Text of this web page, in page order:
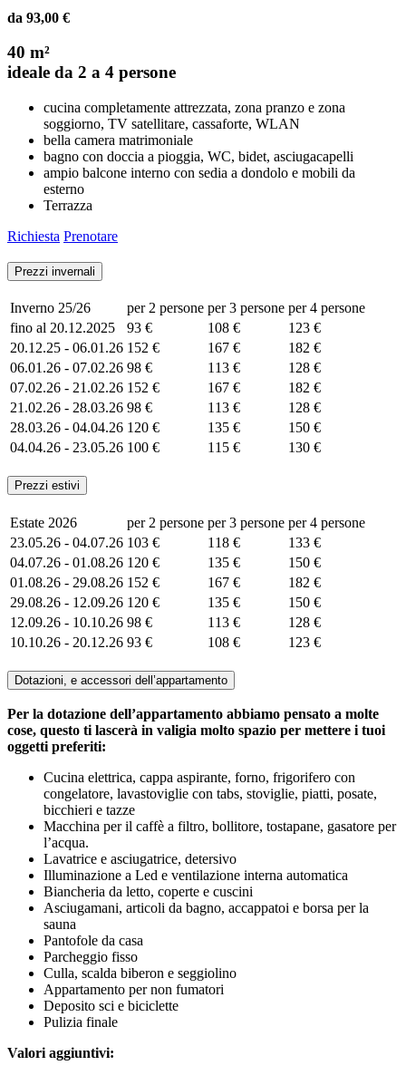
da 93,00 €
40 m²
ideale da 2 a 4 persone
cucina completamente attrezzata, zona pranzo e zona
soggiorno, TV satellitare, cassaforte, WLAN
bella camera matrimoniale
bagno con doccia a pioggia, WC, bidet, asciugacapelli
ampio balcone interno con sedia a dondolo e mobili da
esterno
Terrazza
Richiesta Prenotare
Prezzi invernali
Inverno 25/26 per 2 persone per 3 persone per 4 persone
fino al 20.12.2025
93 € 108 €
123 €
20.12.25 - 06.01.26 152 € 167 €
182 €
06.01.26 - 07.02.26 98 € 113 €
128 €
07.02.26 - 21.02.26 152 € 167 €
182 €
21.02.26 - 28.03.26 98 € 113 €
128 €
28.03.26 - 04.04.26 120 € 135 €
150 €
04.04.26 - 23.05.26 100 € 115 € 130 €
Prezzi estivi
Estate 2026 per 2 persone per 3 persone per 4 persone
23.05.26 - 04.07.26 103 € 118 €
133 €
04.07.26 - 01.08.26 120 € 135 €
150 €
01.08.26 - 29.08.26 152 € 167 €
182 €
29.08.26 - 12.09.26 120 € 135 €
150 €
12.09.26 - 10.10.26 98 € 113 €
128 €
10.10.26 - 20.12.26 93 € 108 € 123 €
Dotazioni, e accessori dell’appartamento
Per la dotazione dell’appartamento abbiamo pensato a molte
cose, questo ti lascerà in valigia molto spazio per mettere i tuoi
oggetti preferiti:
Cucina elettrica, cappa aspirante, forno, frigorifero con
congelatore, lavastoviglie con tabs, stoviglie, piatti, posate,
bicchieri e tazze
Macchina per il caffè a filtro, bollitore, tostapane, gasatore per
l’acqua.
Lavatrice e asciugatrice, detersivo
Illuminazione a Led e ventilazione interna automatica
Biancheria da letto, coperte e cuscini
Asciugamani, articoli da bagno, accappatoi e borsa per la
sauna
Pantofole da casa
Parcheggio fisso
Culla, scalda biberon e seggiolino
Appartamento per non fumatori
Deposito sci e biciclette
Pulizia finale
Valori aggiuntivi: